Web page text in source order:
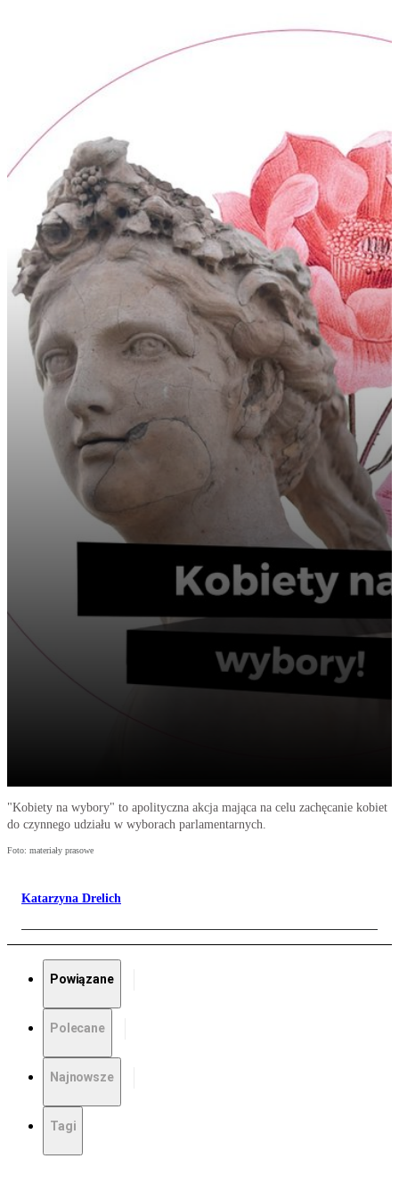
"Kobiety na wybory" to apolityczna akcja mająca na celu zachęcanie kobiet
do czynnego udziału w wyborach parlamentarnych.
Foto: materiały prasowe
Katarzyna Drelich
Powiązane
Polecane
Najnowsze
Tagi